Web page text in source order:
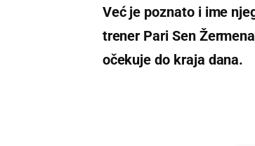
Već je poznato i ime
trener Pari Sen
očekuje do kraja dana.